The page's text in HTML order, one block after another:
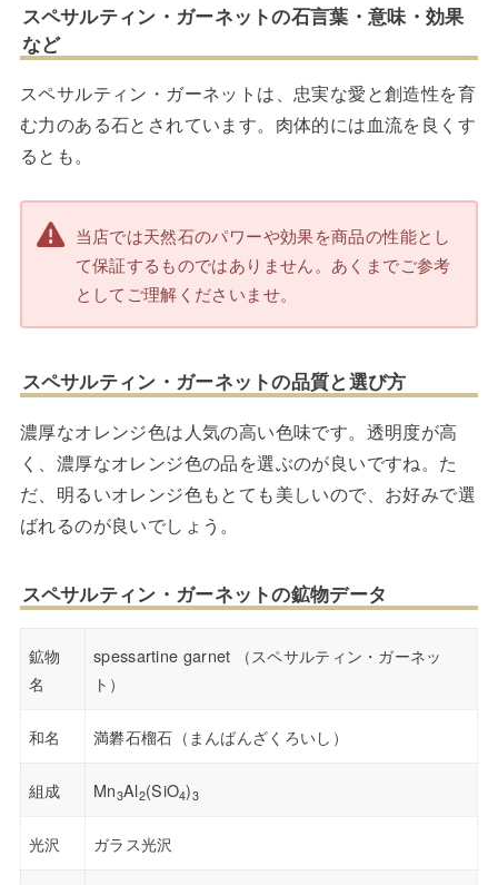
スペサルティン・ガーネットの石言葉・意味・効果
など
スペサルティン・ガーネットは、忠実な愛と創造性を育
む力のある石とされています。肉体的には血流を良くす
るとも。
当店では天然石のパワーや効果を商品の性能とし
て保証するものではありません。あくまでご参考
としてご理解くださいませ。
スペサルティン・ガーネットの品質と選び方
濃厚なオレンジ色は人気の高い色味です。透明度が高
く、濃厚なオレンジ色の品を選ぶのが良いですね。た
だ、明るいオレンジ色もとても美しいので、お好みで選
ばれるのが良いでしょう。
スペサルティン・ガーネットの鉱物データ
鉱物
名
spessartine garnet （スペサルティン・ガーネッ
ト）
和名 満礬石榴石（まんばんざくろいし）
組成 Mn3Al2(SiO4)3
光沢 ガラス光沢